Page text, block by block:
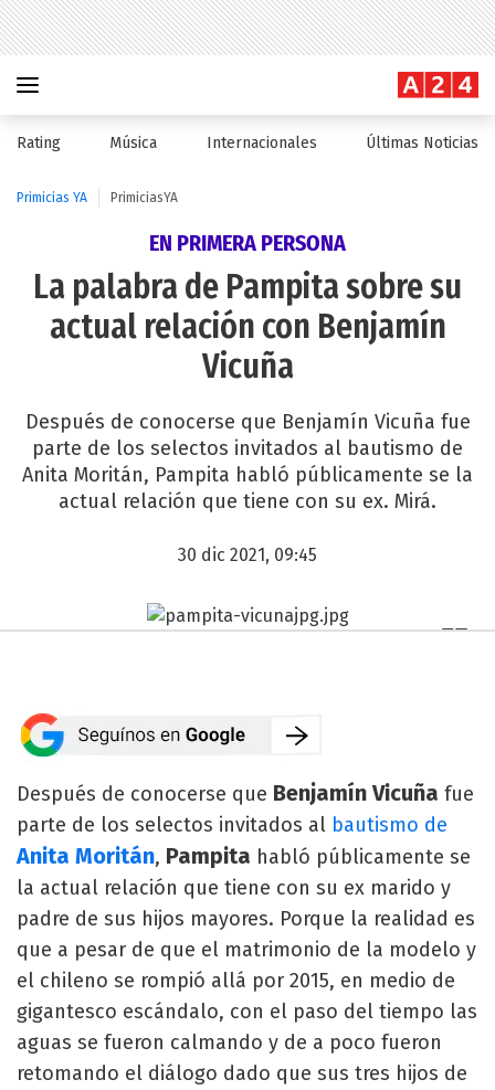
Rating Música Internacionales Últimas Noticias
Primicias YA PrimiciasYA
EN PRIMERA PERSONA
La palabra de Pampita sobre su
actual relación con Benjamín
Vicuña
Después de conocerse que Benjamín Vicuña fue
parte de los selectos invitados al bautismo de
Anita Moritán, Pampita habló públicamente se la
actual relación que tiene con su ex. Mirá.
30 dic 2021, 09:45
Después de conocerse que Benjamín Vicuña fue
parte de los selectos invitados al bautismo de
Anita Moritán, Pampita habló públicamente se
la actual relación que tiene con su ex marido y
padre de sus hijos mayores. Porque la realidad es
que a pesar de que el matrimonio de la modelo y
el chileno se rompió allá por 2015, en medio de
gigantesco escándalo, con el paso del tiempo las
aguas se fueron calmando y de a poco fueron
retomando el diálogo dado que sus tres hijos de